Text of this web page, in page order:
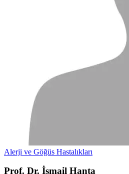
Alerji ve Göğüs Hastalıkları
Prof. Dr. İsmail Hanta